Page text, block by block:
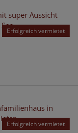
Erfolgreich vermietet
Erfolgreich vermietet